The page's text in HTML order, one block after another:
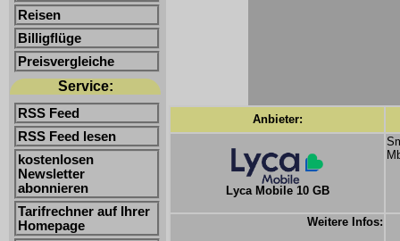
Reisen
Billigflüge
Preisvergleiche
Service:
RSS Feed
RSS Feed lesen
kostenlosen
Newsletter
abonnieren
Tarifrechner auf Ihrer
Homepage
Anbieter:
Lyca Mobile 10 GB
Weitere Infos: